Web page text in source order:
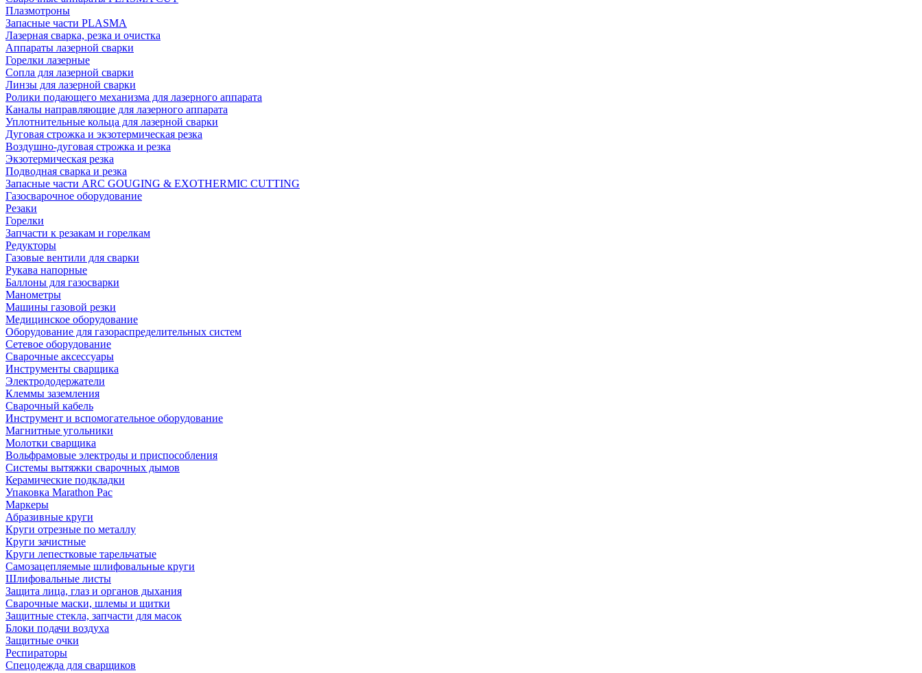
Плазмотроны
Запасные части PLASMA
Лазерная сварка, резка и очистка
Аппараты лазерной сварки
Горелки лазерные
Сопла для лазерной сварки
Линзы для лазерной сварки
Ролики подающего механизма для лазерного аппарата
Каналы направляющие для лазерного аппарата
Уплотнительные кольца для лазерной сварки
Дуговая строжка и экзотермическая резка
Воздушно-дуговая строжка и резка
Экзотермическая резка
Подводная сварка и резка
Запасные части ARC GOUGING & EXOTHERMIC CUTTING
Газосварочное оборудование
Резаки
Горелки
Запчасти к резакам и горелкам
Редукторы
Газовые вентили для сварки
Рукава напорные
Баллоны для газосварки
Манометры
Машины газовой резки
Медицинское оборудование
Оборудование для газораспределительных систем
Сетевое оборудование
Сварочные аксессуары
Инструменты сварщика
Электрододержатели
Клеммы заземления
Сварочный кабель
Инструмент и вспомогательное оборудование
Магнитные угольники
Молотки сварщика
Вольфрамовые электроды и приспособления
Системы вытяжки сварочных дымов
Керамические подкладки
Упаковка Marathon Pac
Маркеры
Абразивные круги
Круги отрезные по металлу
Круги зачистные
Круги лепестковые тарельчатые
Самозацепляемые шлифовальные круги
Шлифовальные листы
Защита лица, глаз и органов дыхания
Сварочные маски, шлемы и щитки
Защитные стекла, запчасти для масок
Блоки подачи воздуха
Защитные очки
Респираторы
Спецодежда для сварщиков